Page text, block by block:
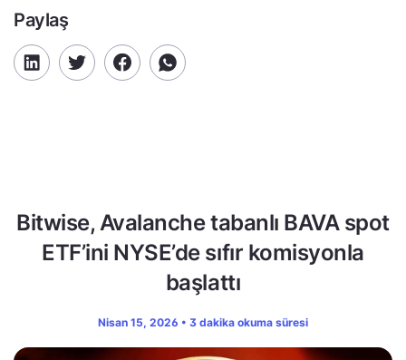
Paylaş
Bitwise, Avalanche tabanlı BAVA spot
ETF’ini NYSE’de sıfır komisyonla
başlattı
Nisan 15, 2026 • 3 dakika okuma süresi